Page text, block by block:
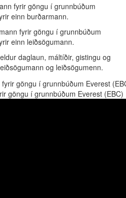
fyrir göngu í grunnbúðum
einn burðarmann.
fyrir göngu í grunnbúðum
einn leiðsögumann.
daglaun, máltíðir, gistingu og
og leiðsögumenn.
göngu í grunnbúðum Everest (EBC)